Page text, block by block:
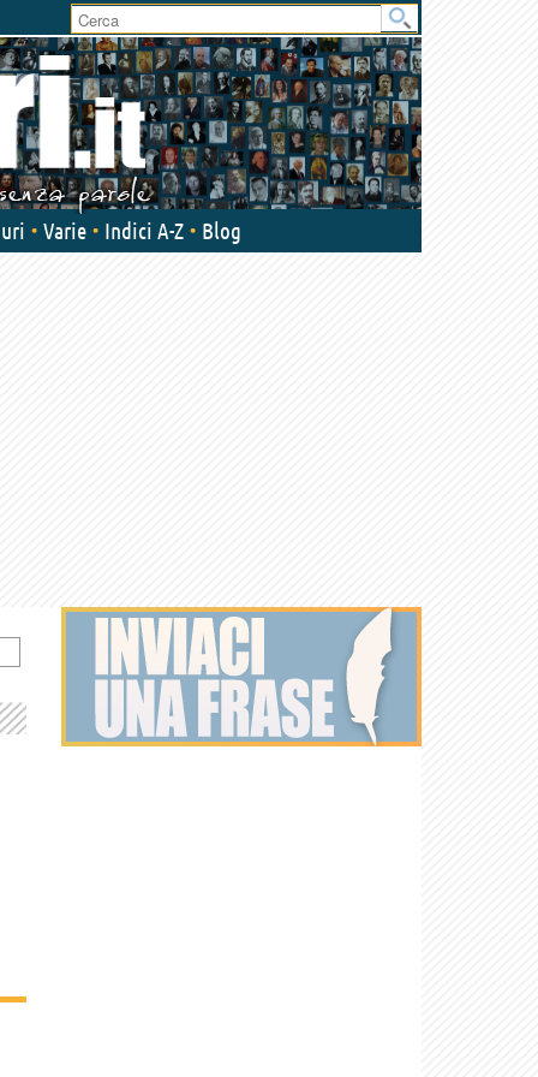
User
area
Varie Indici A-Z Blog